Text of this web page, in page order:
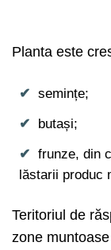
Planta este
semințe;
butași;
frunze, din
lăstarii produc
Teritoriul de
zone